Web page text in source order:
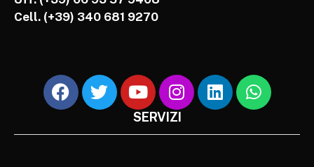
Cell. (+39) 340 681 9270
SERVIZI